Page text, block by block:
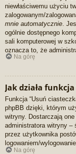
niewłaściwemu użyciu
zalogowanym/
mnie automatycznie .
ogólnie dostępnego
sali komputerowej w
oznacza to, że
Na górę
Jak działa
Funkcja “Usuń
phpBB dzięki, którym
witryny. Dostarczają
administratora witryny –
przez użytkownika
logowaniem/
Na górę